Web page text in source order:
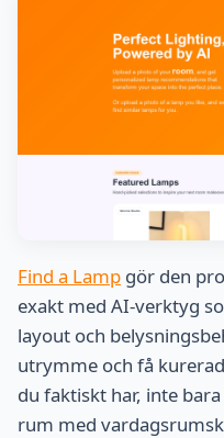
Find a Lamp gör den
exakt med AI-verktyg
layout och
utrymme och få
du faktiskt har, inte
rum med